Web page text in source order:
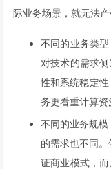
际业务场景，就无法产
不同的业务类
对技术的需求
性和系统稳定
务更看重计算资
不同的业务规
的需求也不同
证商业模式，